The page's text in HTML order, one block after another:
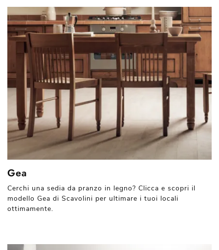
Gea
Cerchi una sedia da pranzo in legno? Clicca e scopri il
modello Gea di Scavolini per ultimare i tuoi locali
ottimamente.